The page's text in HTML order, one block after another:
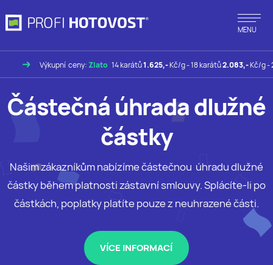
MENU
Výkupní ceny:Zlato 14 karátů1.625,-Kč/g - 18 karátů2.083,-Kč/g - 24
Částečná úhrada dlužné
částky
Našim zákazníkům nabízíme částečnou úhradu dlužné
částky během platnosti zástavní smlouvy. Splácíte-li po
částkách, poplatky platíte pouze z neuhrazené části.
VÍCE INFORMACÍ